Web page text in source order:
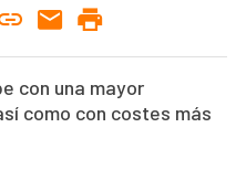
con una mayor
como con costes más